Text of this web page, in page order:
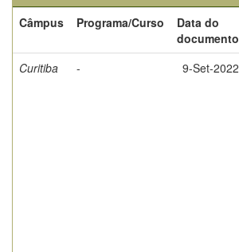
Câmpus
Programa/Curso
Data do
documento
Curitiba - 9-Set-2022